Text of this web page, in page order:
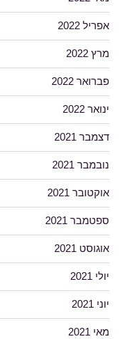
אפריל 2022
מרץ 2022
פברואר 2022
ינואר 2022
דצמבר 2021
נובמבר 2021
אוקטובר 2021
ספטמבר 2021
אוגוסט 2021
יולי 2021
יוני 2021
מאי 2021